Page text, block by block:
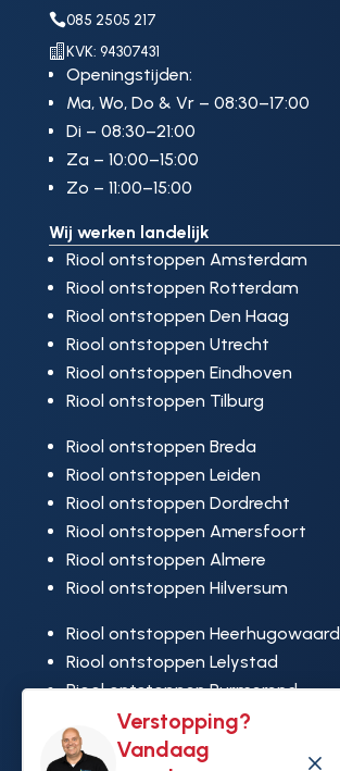
Verstopping?
Vandaag
M
085 2505 217
 KVK: 94307431
Openingstijden:
Ma, Wo, Do & Vr – 08:30–17:00
Di – 08:30–21:00
Za – 10:00–15:00
Zo – 11:00–15:00
Wij werken landelijk
Riool ontstoppen Amsterdam
Riool ontstoppen Rotterdam
Riool ontstoppen Den Haag
Riool ontstoppen Utrecht
Riool ontstoppen Eindhoven
Riool ontstoppen Tilburg
Riool ontstoppen Breda
Riool ontstoppen Leiden
Riool ontstoppen Dordrecht
Riool ontstoppen Amersfoort
Riool ontstoppen Almere
Riool ontstoppen Hilversum
Riool ontstoppen Heerhugowaard
Riool ontstoppen Lelystad
Riool ontstoppen Purmerend
Riool ontstoppen Ridderkerk
Riool ontstoppen Rijswijk